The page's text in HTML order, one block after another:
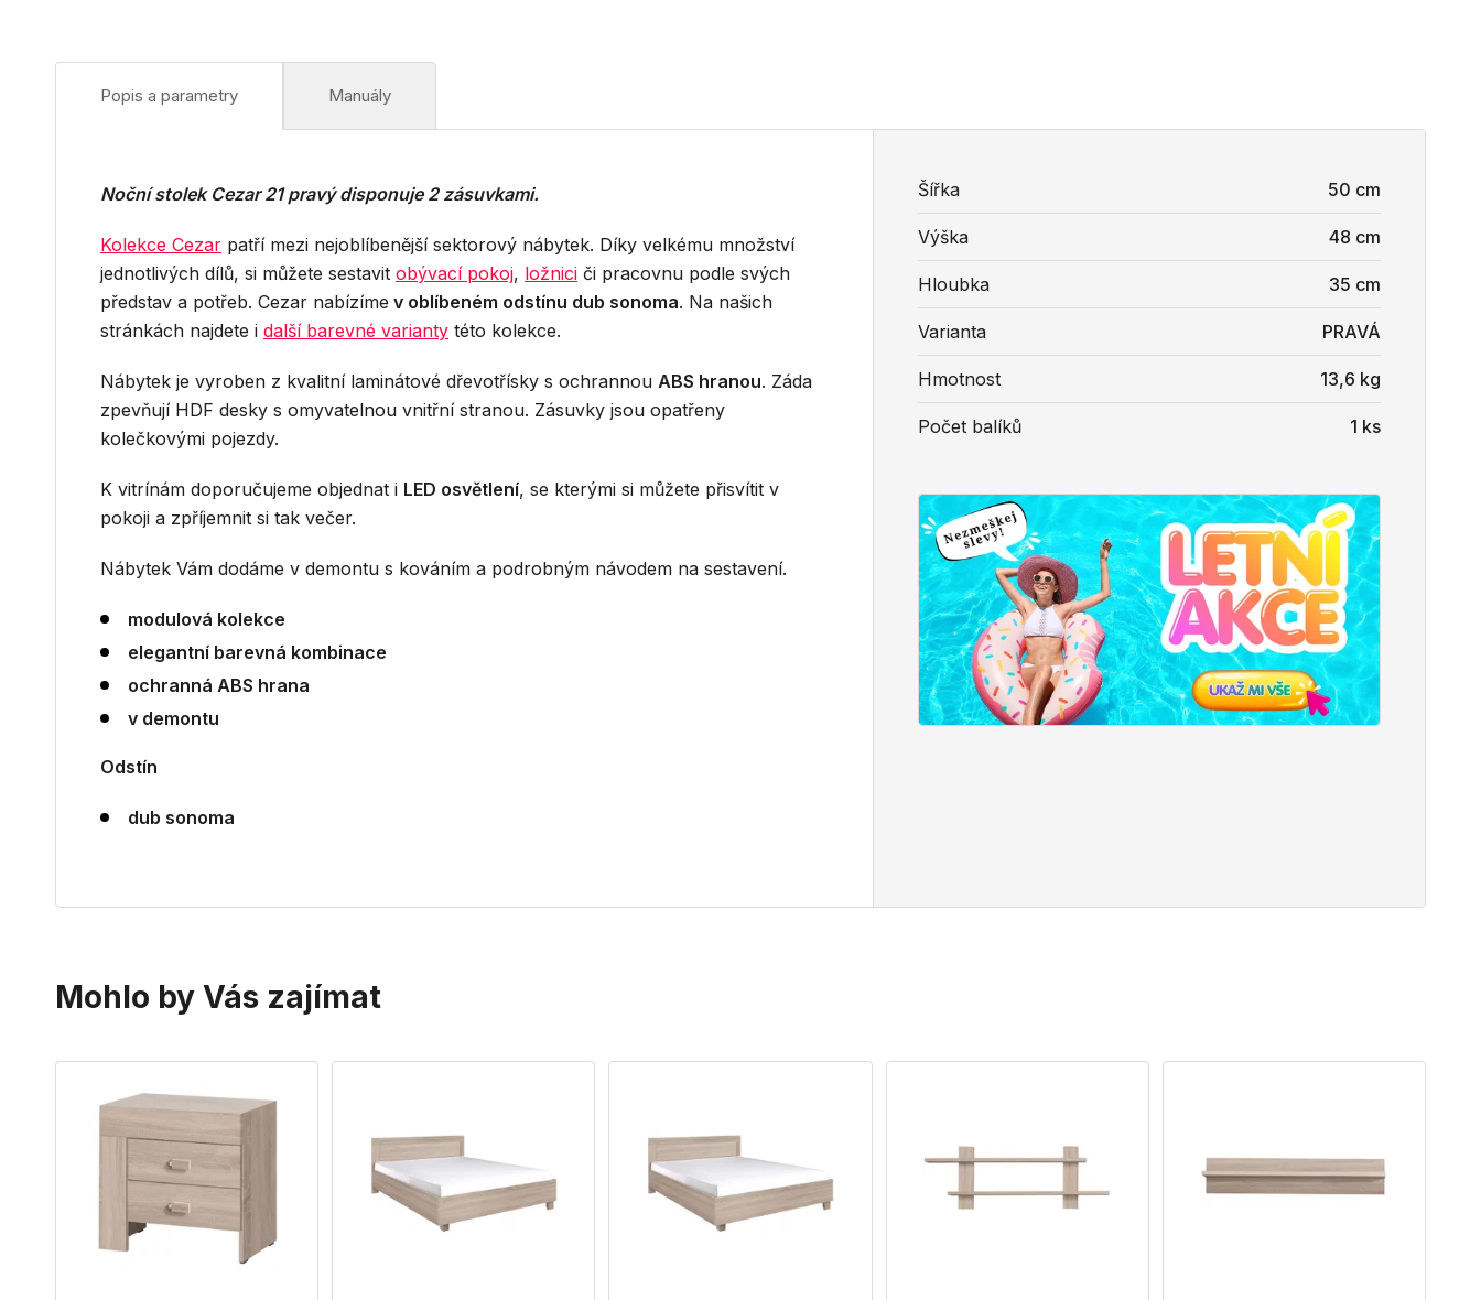
Popis a parametry Manuály
Šířka 50 cm
Výška 48 cm
Hloubka 35 cm
Varianta PRAVÁ
Hmotnost 13,6 kg
Počet balíků 1 ks
Noční stolek Cezar 21 pravý disponuje 2 zásuvkami.
Kolekce Cezar patří mezi nejoblíbenější sektorový nábytek. Díky velkému množství
jednotlivých dílů, si můžete sestavit obývací pokoj, ložnici či pracovnu podle svých
představ a potřeb. Cezar nabízíme v oblíbeném odstínu dub sonoma. Na našich
stránkách najdete i další barevné varianty této kolekce.
Nábytek je vyroben z kvalitní laminátové dřevotřísky s ochrannou ABS hranou. Záda
zpevňují HDF desky s omyvatelnou vnitřní stranou. Zásuvky jsou opatřeny
kolečkovými pojezdy.
K vitrínám doporučujeme objednat i LED osvětlení, se kterými si můžete přisvítit v
pokoji a zpříjemnit si tak večer.
Nábytek Vám dodáme v demontu s kováním a podrobným návodem na sestavení.
modulová kolekce
elegantní barevná kombinace
ochranná ABS hrana
v demontu
Odstín
dub sonoma
Mohlo by Vás zajímat